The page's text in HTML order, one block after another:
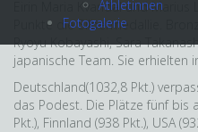
Athletinnen
Fotogalerie
Eirin Maria Kvandal und Marius
Punkte die Silbermedallie.
Ryoyu Kobayashi, Sara
japanische Team. Sie erhielten
Deutschland(1032,8 Pkt.)
das Podest. Die Plätze fünf bis
Pkt.), Finnland (938 Pkt.), USA